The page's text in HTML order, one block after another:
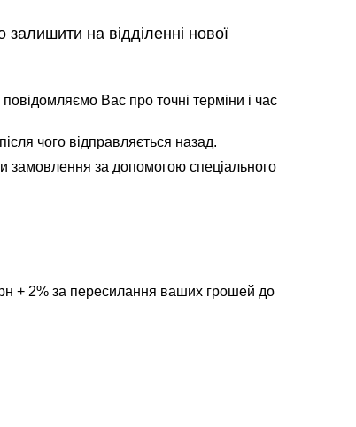
на відділенні нової
Вас про точні терміни і час
чого відправляється назад.
замовлення за допомогою спеціального
+ 2% за пересилання ваших грошей до